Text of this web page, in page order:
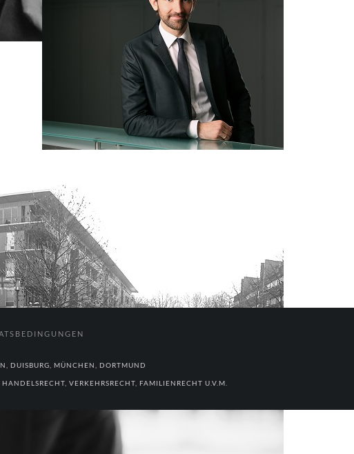
DUISBURG, MÜNCHEN, DORTMUND
VERKEHRSRECHT, FAMILIENRECHT U.V.M.